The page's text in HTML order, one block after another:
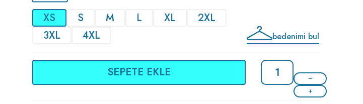
XS S M L XL
2XL
3XL
4XL bedenimi bul
SEPETE EKLE